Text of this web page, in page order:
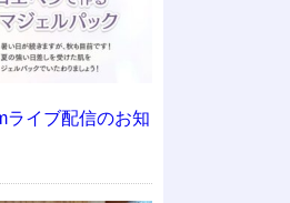
ライブ配信のお知